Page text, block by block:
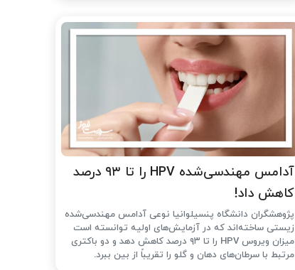
آدامس مهندسی‌شده‌ HPV را تا ۹۳ درصد
کاهش داد!
پژوهشگران دانشگاه پنسیلوانیا نوعی آدامس مهندسی‌شده
زیستی ساخته‌اند که در آزمایش‌های اولیه توانسته است
میزان ویروس HPV را تا ۹۳ درصد کاهش دهد و دو باکتری
مرتبط با سرطان‌های دهان و گلو را تقریباً از بین ببرد.